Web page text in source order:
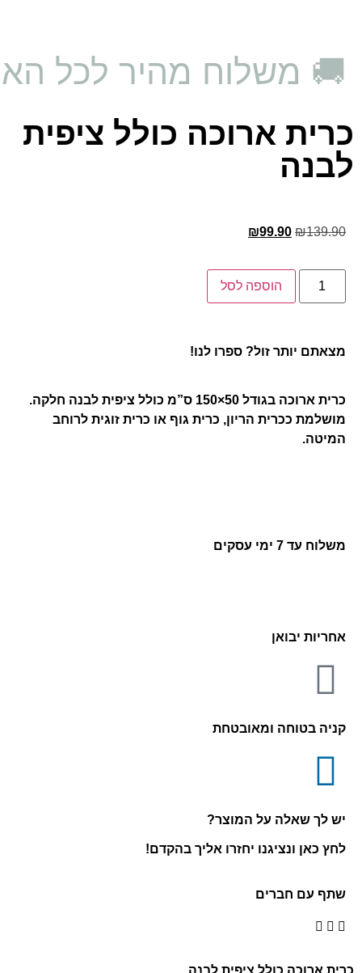
🚚 משלוח מהיר לכל
כרית ארוכה כולל ציפית
לבנה
₪139.90
₪99.90
הוספה לסל
מצאתם יותר זול? ספרו לנו!
כרית ארוכה בגודל 50×150 ס”מ כולל ציפית לבנה חלקה.
מושלמת ככרית הריון, כרית גוף או כרית זוגית לרוחב
המיטה.
משלוח עד 7 ימי עסקים
אחריות יבואן
קניה בטוחה ומאובטחת
יש לך שאלה על המוצר?
לחץ כאן ונציגנו יחזרו אליך בהקדם!
שתף עם חברים
כרית ארוכה כולל ציפית לבנה